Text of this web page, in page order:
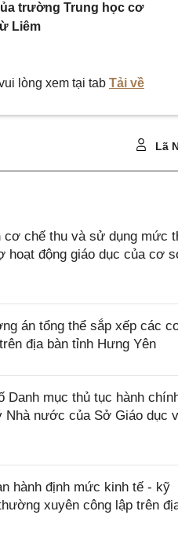
trường Trung học cơ
Liêm
lòng xem tại tab Tải về
Lã
cơ chế thu và sử dụng mức
hoạt động giáo dục của cơ
án tổng thể sắp xếp các
địa bàn tỉnh Hưng Yên
Danh mục thủ tục hành
Nhà nước của Sở Giáo dục
hành định mức kinh tế - kỹ
xuyên công lập trên